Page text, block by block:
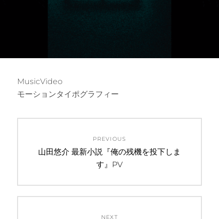
MusicVideo
モーションタイポグラフィー
ビ
PREVIOUS
Previous
山田悠介 最新小説『俺の残機を投下しま
す』PV
NEXT